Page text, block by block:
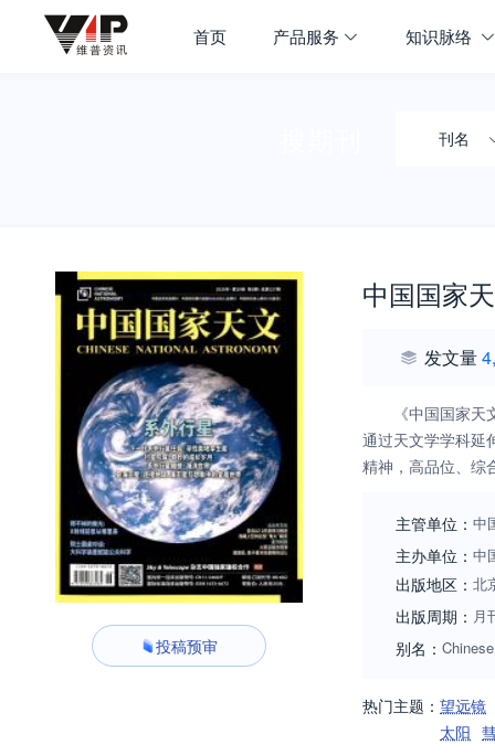
首页 产品服务 知识脉络
刊名
投稿预审
中国国家
发文量
《中国国家
通过天文学学科延
精神，高品位、综
主管单位： 中
主办单位： 中
出版地区： 北
出版周期： 月
别名：
热门主题： 望远镜
太阳